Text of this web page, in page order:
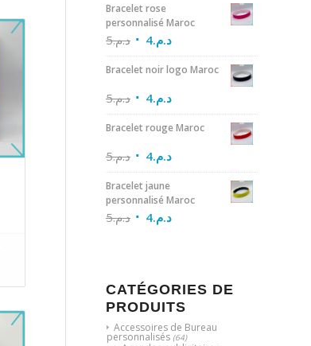
Bracelet rose
personnalisé Maroc
د.م.5 د.م.4
Bracelet noir logo Maroc
د.م.5 د.م.4
Bracelet rouge Maroc
د.م.5 د.م.4
Bracelet jaune
personnalisé Maroc
د.م.5 د.م.4
CATÉGORIES DE
PRODUITS
Accessoires de Bureau
personnalisés (64)